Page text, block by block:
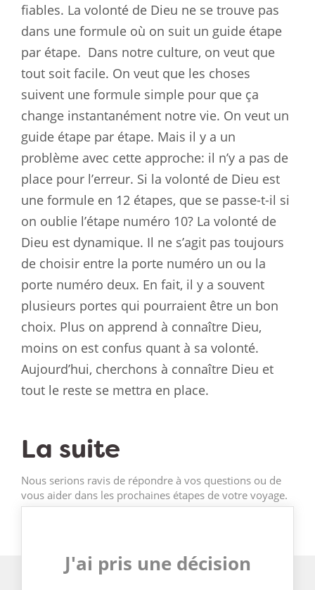
fiables. La volonté de Dieu ne se trouve pas
dans une formule où on suit un guide étape
par étape. Dans notre culture, on veut que
tout soit facile. On veut que les choses
suivent une formule simple pour que ça
change instantanément notre vie. On veut un
guide étape par étape. Mais il y a un
problème avec cette approche: il n’y a pas de
place pour l’erreur. Si la volonté de Dieu est
une formule en 12 étapes, que se passe-t-il si
on oublie l’étape numéro 10? La volonté de
Dieu est dynamique. Il ne s’agit pas toujours
de choisir entre la porte numéro un ou la
porte numéro deux. En fait, il y a souvent
plusieurs portes qui pourraient être un bon
choix. Plus on apprend à connaître Dieu,
moins on est confus quant à sa volonté.
Aujourd’hui, cherchons à connaître Dieu et
tout le reste se mettra en place.
La suite
Nous serions ravis de répondre à vos questions ou de
vous aider dans les prochaines étapes de votre voyage.
J'ai pris une décision